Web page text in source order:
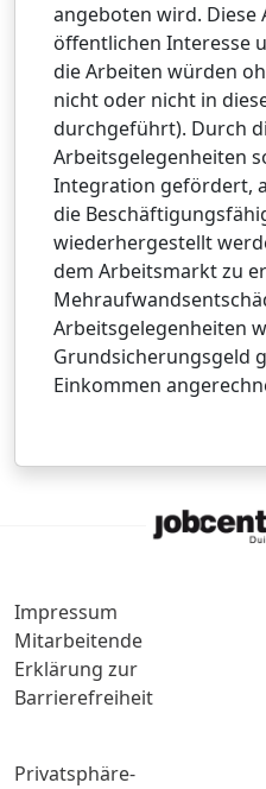
angeboten wird. Diese
öffentlichen Interesse
die Arbeiten würden
nicht oder nicht in
durchgeführt). Durch
Arbeitsgelegenheiten
Integration gefördert,
die
wiederhergestellt
dem Arbeitsmarkt zu
Arbeitsgelegenheiten
Grundsicherungsgeld
Einkommen
Impressum
Mitarbeitende
Erklärung zur
Barrierefreiheit
Privatsphäre-